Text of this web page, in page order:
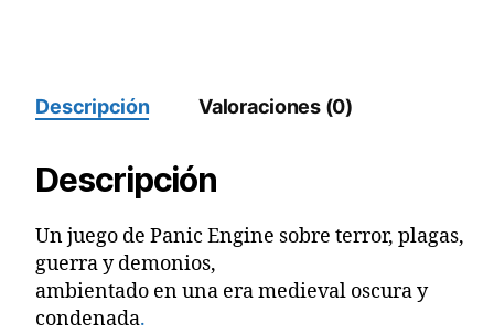
Descripción Valoraciones (0)
Descripción
Un juego de Panic Engine sobre terror, plagas,
guerra y demonios,
ambientado en una era medieval oscura y
condenada.